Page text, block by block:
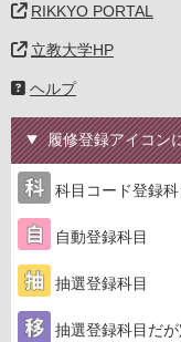
RIKKYO PORTAL
立教大学HP
ヘルプ
履修登録アイコン
科目コード登録科
自動登録科目
抽選登録科目
抽選登録科目だ